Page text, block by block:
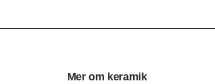
Mer om keramik